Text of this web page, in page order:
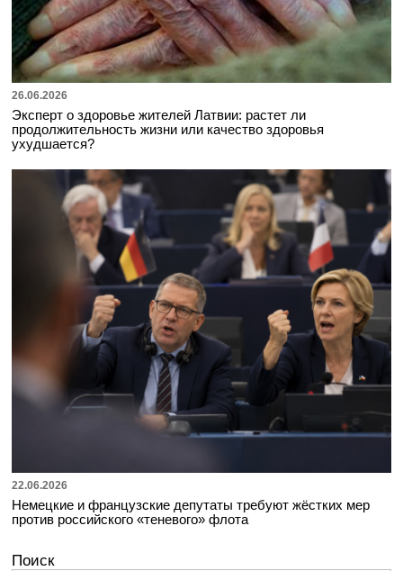
26.06.2026
Эксперт о здоровье жителей Латвии: растет ли
продолжительность жизни или качество здоровья
ухудшается?
22.06.2026
Немецкие и французские депутаты требуют жёстких мер
против российского «теневого» флота
Поиск